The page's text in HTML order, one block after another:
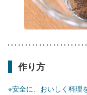
作り方
※安全に、おいしく料理